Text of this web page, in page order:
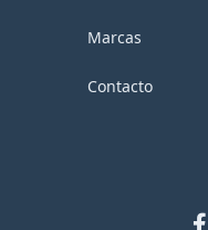
Marcas
Contacto